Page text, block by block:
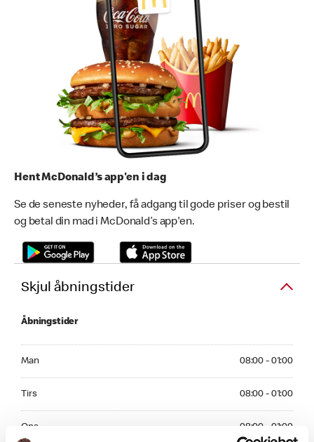
Hent McDonald’s app'en i dag
Se de seneste nyheder, få adgang til gode priser og bestil
og betal din mad i McDonald’s app'en.
Skjul åbningstider
Åbningstider
Man 08:00 - 01:00
Tirs 08:00 - 01:00
Ons 08:00 - 01:00